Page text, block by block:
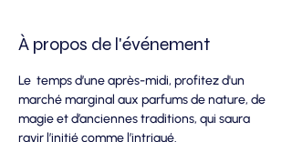
À propos de l'événement
Le  temps d’une après-midi, profitez d'un
marché marginal aux parfums de nature, de
magie et d’anciennes traditions, qui saura
ravir l’initié comme l’intrigué.